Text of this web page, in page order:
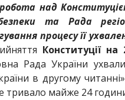
над
та Рада
процесу її
Конституції
Рада України
в другому
тривало майже 24